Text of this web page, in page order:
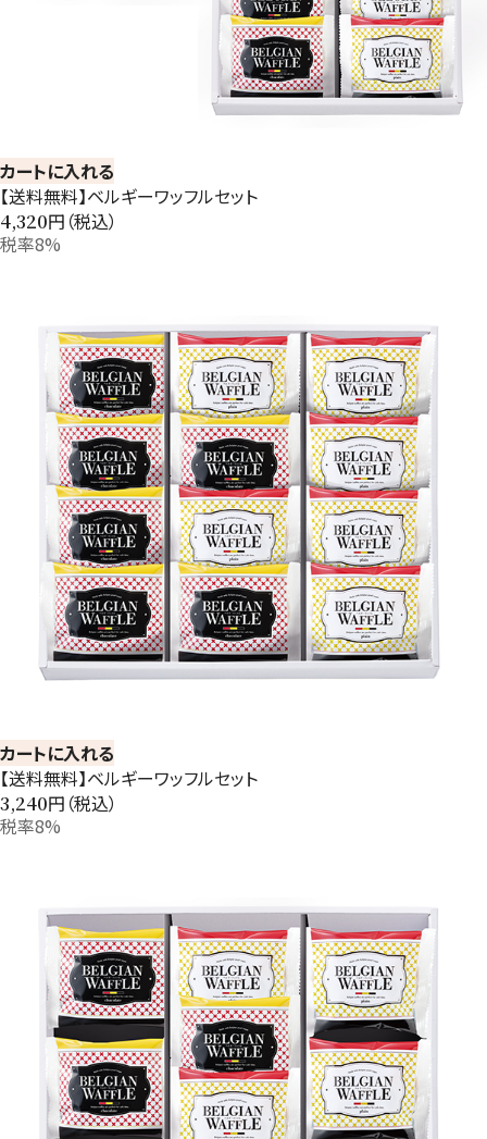
カートに入れる
【送料無料】ベルギーワッフルセット
4,320円（税込）
税率8%
カートに入れる
【送料無料】ベルギーワッフルセット
3,240円（税込）
税率8%